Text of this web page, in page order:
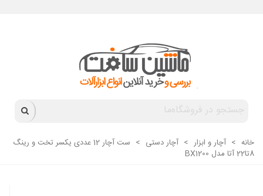
خانه > آچار و ابزار > آچار دستی >
ست آچار 12 عددی یکسر تخت و رینگ
8تا22 آتا مدل BX1200